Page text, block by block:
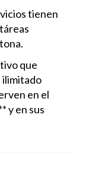
tienen
que
ilimitado
en el
y en sus